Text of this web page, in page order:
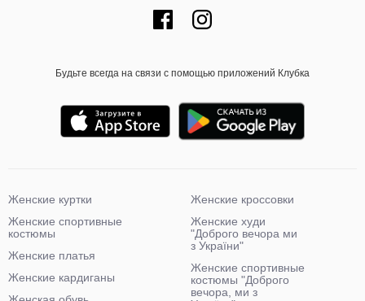
Будьте всегда на связи с помощью приложений Клубка
Женские куртки
Женские спортивные
костюмы
Женские платья
Женские кардиганы
Женские кроссовки
Женские худи
"Доброго вечора ми
з України"
Женские спортивные
костюмы "Доброго
вечора, ми з